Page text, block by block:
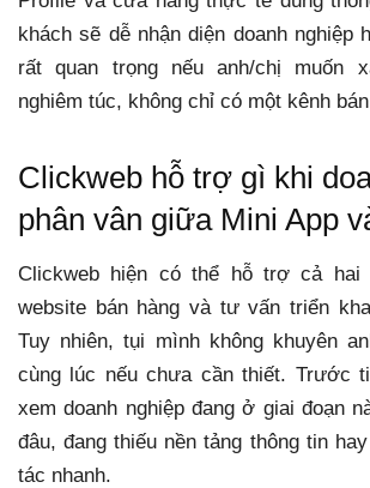
khách sẽ dễ nhận diện doanh nghiệp
rất quan trọng nếu anh/chị muốn
nghiêm túc, không chỉ có một kênh
Clickweb hỗ trợ gì khi
phân vân giữa Mini App
Clickweb hiện có thể hỗ trợ cả hai
website bán hàng và tư vấn triển
Tuy nhiên, tụi mình không khuyên
cùng lúc nếu chưa cần thiết. Trước
xem doanh nghiệp đang ở giai đoạn
đâu, đang thiếu nền tảng thông tin
tác nhanh.